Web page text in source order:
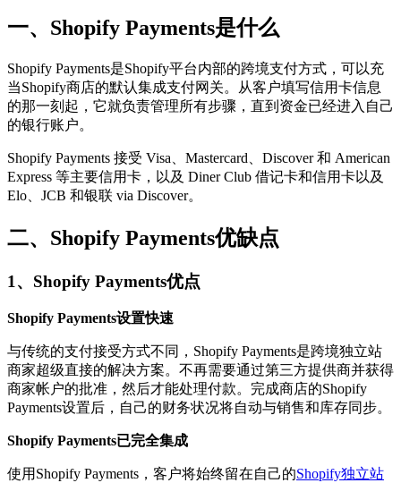
一、Shopify Payments是什么
Shopify Payments是Shopify平台内部的跨境支付方式，可以充
当Shopify商店的默认集成支付网关。从客户填写信用卡信息
的那一刻起，它就负责管理所有步骤，直到资金已经进入自己
的银行账户。
Shopify Payments 接受 Visa、Mastercard、Discover 和 American
Express 等主要信用卡，以及 Diner Club 借记卡和信用卡以及
Elo、JCB 和银联 via Discover。
二、Shopify Payments优缺点
1、Shopify Payments优点
Shopify Payments设置快速
与传统的支付接受方式不同，Shopify Payments是跨境独立站
商家超级直接的解决方案。不再需要通过第三方提供商并获得
商家帐户的批准，然后才能处理付款。完成商店的Shopify
Payments设置后，自己的财务状况将自动与销售和库存同步。
Shopify Payments已完全集成
使用Shopify Payments，客户将始终留在自己的Shopify独立站